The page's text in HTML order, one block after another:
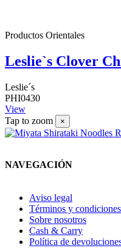
Productos Orientales
Leslie`s Clover
Leslie´s
PHI0430
View
Tap to zoom
×
NAVEGACIÓN
Aviso legal
Términos y condiciones
Sobre nosotros
Cash & Carry
Política de